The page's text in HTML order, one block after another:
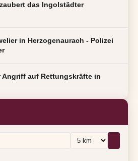
das Ingolstädter
in Herzogenaurach - Polizei
Angriff auf Rettungskräfte in